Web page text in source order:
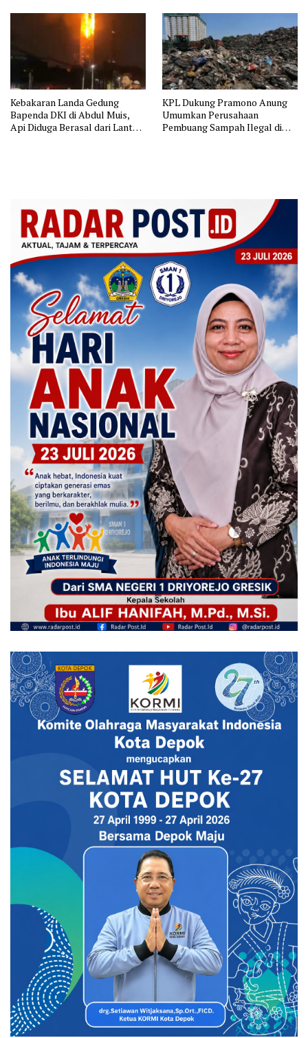
Ternak di Wilayah Binaan
Kebakaran Landa Gedung
Bapenda DKI di Abdul Muis,
Api Diduga Berasal dari Lantai
KPL Dukung Pramono Anung
Umumkan Perusahaan
Pembuang Sampah Ilegal di